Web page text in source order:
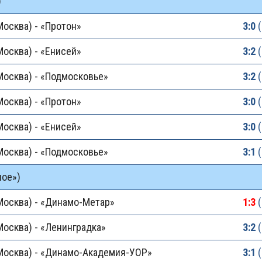
- «Протон» 3:0
- «Енисей» 3:2
- «Подмосковье» 3:2
- «Протон» 3:0
- «Енисей» 3:0
- «Подмосковье» 3:1
- «Динамо-Метар» 1:3
- «Ленинградка» 3:2
- «Динамо-Академия-УОР» 3:1